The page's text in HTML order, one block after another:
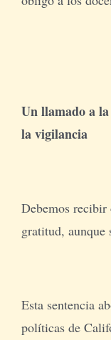
Un llamado a
la vigilancia
Debemos recibir
gratitud, aunque
Esta sentencia
políticas de